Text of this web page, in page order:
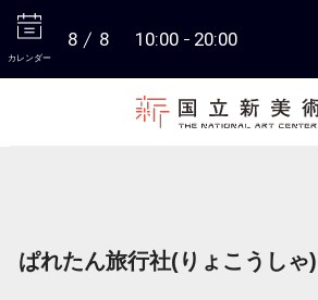
カレンダー
8 8 10:00 20:00
ぱれたん旅行社(りょこうしゃ